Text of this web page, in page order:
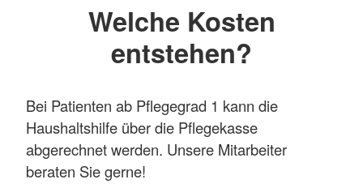
Welche Kosten
entstehen?
Bei Patienten ab Pflegegrad 1 kann die
Haushaltshilfe über die Pflegekasse
abgerechnet werden. Unsere Mitarbeiter
beraten Sie gerne!